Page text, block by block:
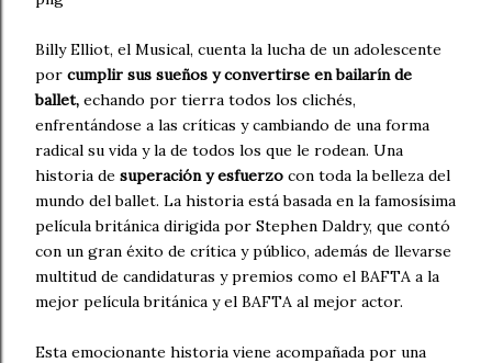
Billy Elliot, el Musical, cuenta la lucha de un adolescente
por cumplir sus sueños y convertirse en bailarín de
ballet, echando por tierra todos los clichés,
enfrentándose a las críticas y cambiando de una forma
radical su vida y la de todos los que le rodean. Una
historia de superación y esfuerzo con toda la belleza del
mundo del ballet. La historia está basada en la famosísima
película británica dirigida por Stephen Daldry, que contó
con un gran éxito de crítica y público, además de llevarse
multitud de candidaturas y premios como el BAFTA a la
mejor película británica y el BAFTA al mejor actor.
Esta emocionante historia viene acompañada por una